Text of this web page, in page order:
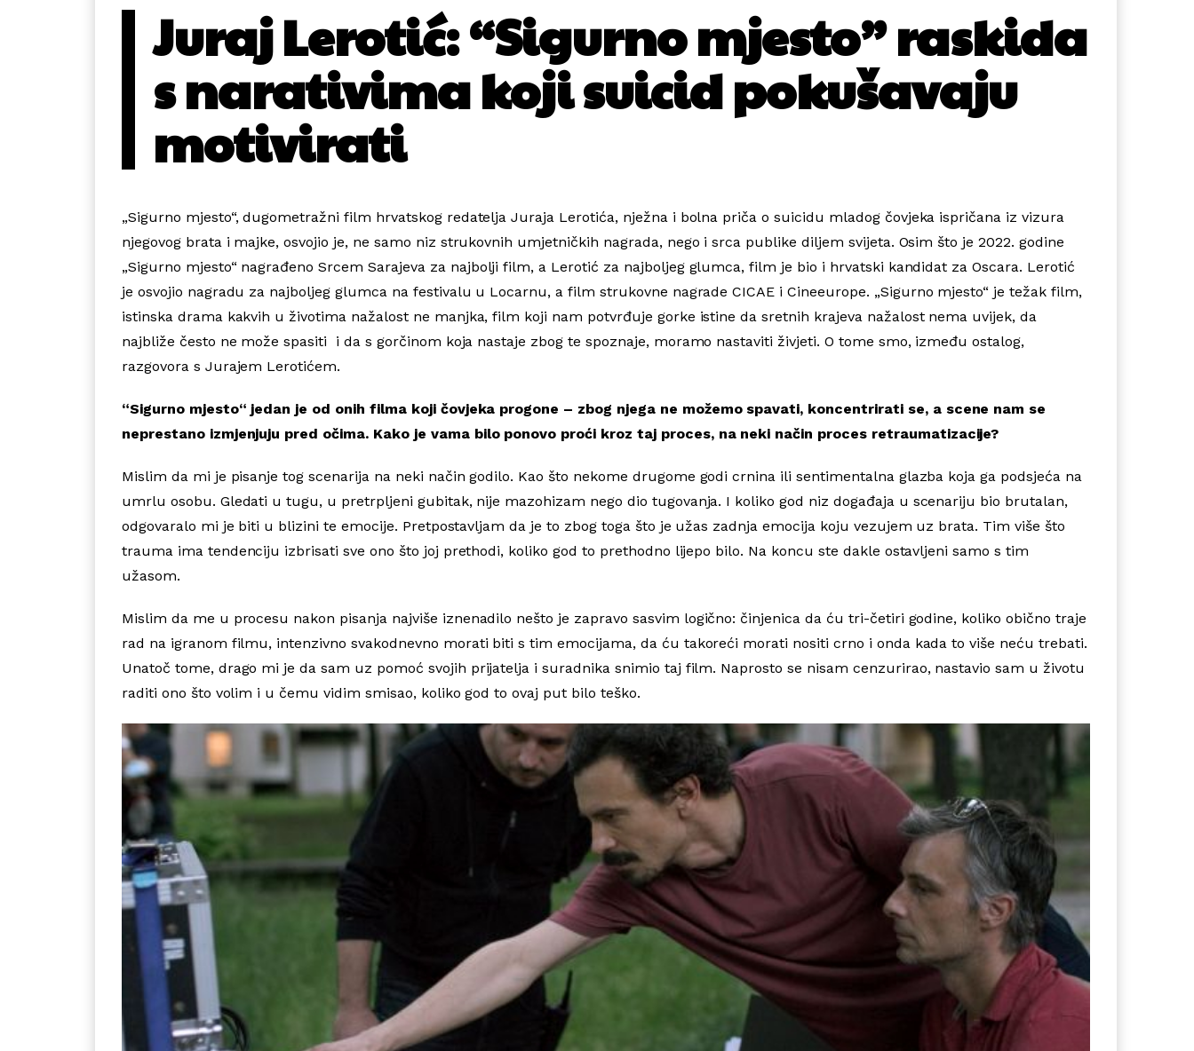
Juraj Lerotić: “Sigurno mjesto” raskida
s narativima koji suicid pokušavaju
motivirati
„Sigurno mjesto“, dugometražni film hrvatskog redatelja Juraja Lerotića, nježna i bolna priča o suicidu mladog čovjeka ispričana iz vizura
njegovog brata i majke, osvojio je, ne samo niz strukovnih umjetničkih nagrada, nego i srca publike diljem svijeta. Osim što je 2022. godine
„Sigurno mjesto“ nagrađeno Srcem Sarajeva za najbolji film, a Lerotić za najboljeg glumca, film je bio i hrvatski kandidat za Oscara. Lerotić
je osvojio nagradu za najboljeg glumca na festivalu u Locarnu, a film strukovne nagrade CICAE i Cineeurope. „Sigurno mjesto“ je težak film,
istinska drama kakvih u životima nažalost ne manjka, film koji nam potvrđuje gorke istine da sretnih krajeva nažalost nema uvijek, da
najbliže često ne može spasiti i da s gorčinom koja nastaje zbog te spoznaje, moramo nastaviti živjeti. O tome smo, između ostalog,
razgovora s Jurajem Lerotićem.
“Sigurno mjesto“ jedan je od onih filma koji čovjeka progone – zbog njega ne možemo spavati, koncentrirati se, a scene nam se
neprestano izmjenjuju pred očima. Kako je vama bilo ponovo proći kroz taj proces, na neki način proces retraumatizacije?
Mislim da mi je pisanje tog scenarija na neki način godilo. Kao što nekome drugome godi crnina ili sentimentalna glazba koja ga podsjeća na
umrlu osobu. Gledati u tugu, u pretrpljeni gubitak, nije mazohizam nego dio tugovanja. I koliko god niz događaja u scenariju bio brutalan,
odgovaralo mi je biti u blizini te emocije. Pretpostavljam da je to zbog toga što je užas zadnja emocija koju vezujem uz brata. Tim više što
trauma ima tendenciju izbrisati sve ono što joj prethodi, koliko god to prethodno lijepo bilo. Na koncu ste dakle ostavljeni samo s tim
užasom.
Mislim da me u procesu nakon pisanja najviše iznenadilo nešto je zapravo sasvim logično: činjenica da ću tri-četiri godine, koliko obično traje
rad na igranom filmu, intenzivno svakodnevno morati biti s tim emocijama, da ću takoreći morati nositi crno i onda kada to više neću trebati.
Unatoč tome, drago mi je da sam uz pomoć svojih prijatelja i suradnika snimio taj film. Naprosto se nisam cenzurirao, nastavio sam u životu
raditi ono što volim i u čemu vidim smisao, koliko god to ovaj put bilo teško.